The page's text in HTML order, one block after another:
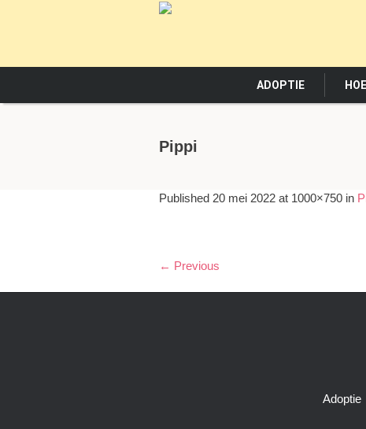
ADOPTIE
Pippi
Published 20 mei 2022 at 1000×750 in
← Previous
Adoptie